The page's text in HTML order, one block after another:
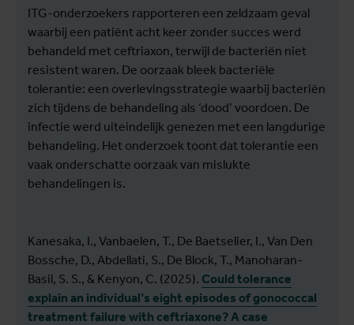
ITG-onderzoekers rapporteren een zeldzaam geval
waarbij een patiënt acht keer zonder succes werd
behandeld met ceftriaxon, terwijl de bacteriën niet
resistent waren. De oorzaak bleek bacteriële
tolerantie: een overlevingsstrategie waarbij bacteriën
zich tijdens de behandeling als ‘dood’ voordoen. De
infectie werd uiteindelijk genezen met een langdurige
behandeling. Het onderzoek toont dat tolerantie een
vaak onderschatte oorzaak van mislukte
behandelingen is.
Kanesaka, I., Vanbaelen, T., De Baetselier, I., Van Den
Bossche, D., Abdellati, S., De Block, T., Manoharan-
Basil, S. S., & Kenyon, C. (2025). Could tolerance
explain an individual’s eight episodes of gonococcal
treatment failure with ceftriaxone? A case